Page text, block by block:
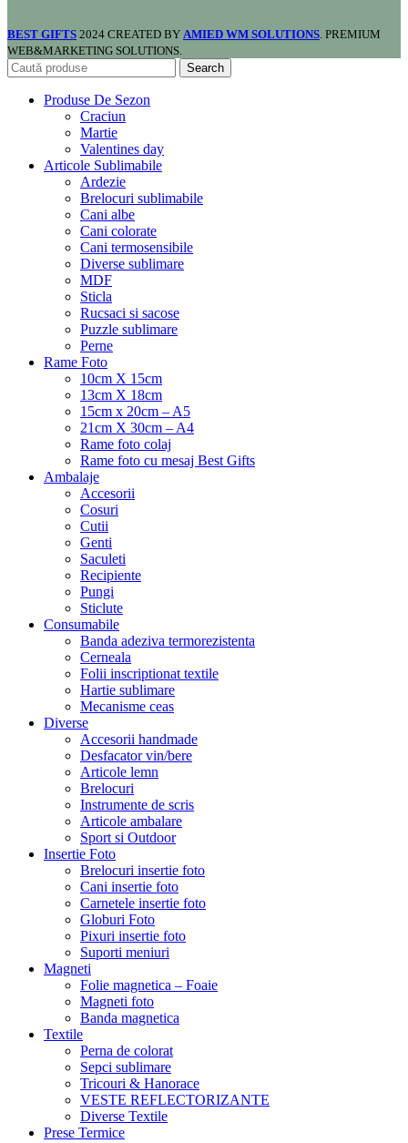
BEST GIFTS 2024 CREATED BY AMIED WM SOLUTIONS. PREMIUM
WEB&MARKETING SOLUTIONS.
Search
Produse De Sezon
Craciun
Martie
Valentines day
Articole Sublimabile
Ardezie
Brelocuri sublimabile
Cani albe
Cani colorate
Cani termosensibile
Diverse sublimare
MDF
Sticla
Rucsaci si sacose
Puzzle sublimare
Perne
Rame Foto
10cm X 15cm
13cm X 18cm
15cm x 20cm – A5
21cm X 30cm – A4
Rame foto colaj
Rame foto cu mesaj Best Gifts
Ambalaje
Accesorii
Cosuri
Cutii
Genti
Saculeti
Recipiente
Pungi
Sticlute
Consumabile
Banda adeziva termorezistenta
Cerneala
Folii inscriptionat textile
Hartie sublimare
Mecanisme ceas
Diverse
Accesorii handmade
Desfacator vin/bere
Articole lemn
Brelocuri
Instrumente de scris
Articole ambalare
Sport si Outdoor
Insertie Foto
Brelocuri insertie foto
Cani insertie foto
Carnetele insertie foto
Globuri Foto
Pixuri insertie foto
Suporti meniuri
Magneti
Folie magnetica – Foaie
Magneti foto
Banda magnetica
Textile
Perna de colorat
Sepci sublimare
Tricouri & Hanorace
VESTE REFLECTORIZANTE
Diverse Textile
Prese Termice